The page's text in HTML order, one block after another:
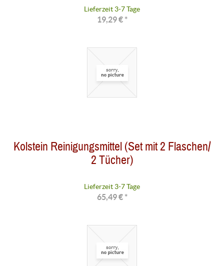
Lieferzeit 3-7 Tage
19,29 € *
Kolstein Reinigungsmittel (Set mit 2 Flaschen/
2 Tücher)
Lieferzeit 3-7 Tage
65,49 € *